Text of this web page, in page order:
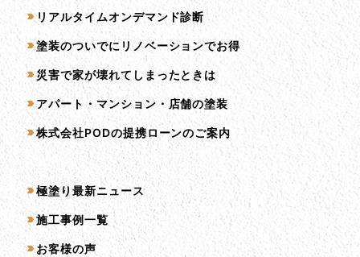
リアルタイムオンデマンド診断
塗装のついでにリノベーションでお得
災害で家が壊れてしまったときは
アパート・マンション・店舗の塗装
株式会社PODの提携ローンのご案内
コンテンツ一覧
極塗り最新ニュース
施工事例一覧
お客様の声